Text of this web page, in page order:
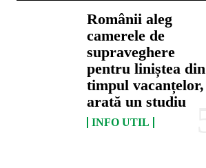
Românii aleg
camerele de
supraveghere
pentru liniștea din
timpul vacanțelor,
arată un studiu
INFO UTIL